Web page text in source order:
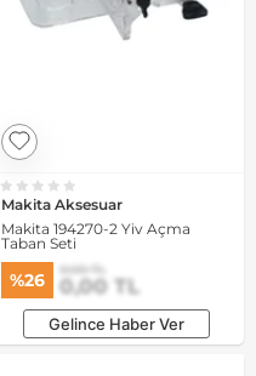
Makita Aksesuar
Makita 194270-2 Yiv Açma
Taban Seti
%26 0,00 TL
0,00 TL
Gelince Haber Ver